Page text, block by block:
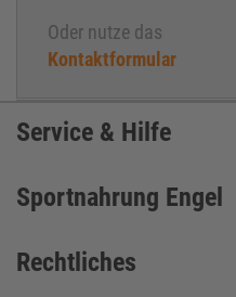
Oder nutze das
Kontaktformular
Service & Hilfe
Sportnahrung Engel
Rechtliches